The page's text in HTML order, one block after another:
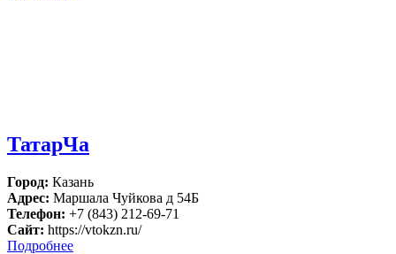
ТатарЧа
Город: Казань
Адрес: Маршала Чуйкова д 54Б
Телефон: +7 (843) 212-69-71
Сайт: https://vtokzn.ru/
Подробнее